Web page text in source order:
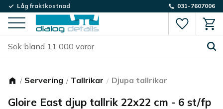
Meny
Låg fraktkostnad 031-7607006
Servering Tallrikar Djupa tallrikar
Gloire East djup tallrik 22x22 cm - 6 st/fp